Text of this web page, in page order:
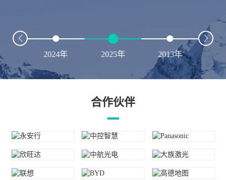
2024年 2025年 2013年
合作伙伴